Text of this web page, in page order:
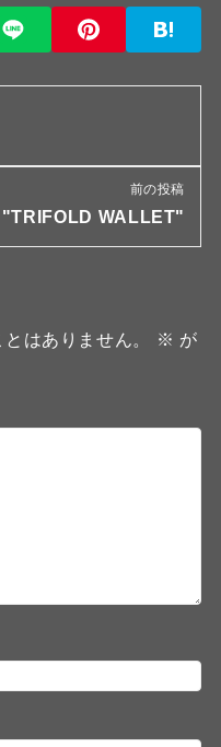
前の投稿
WALLET"
はありません。 ※ が